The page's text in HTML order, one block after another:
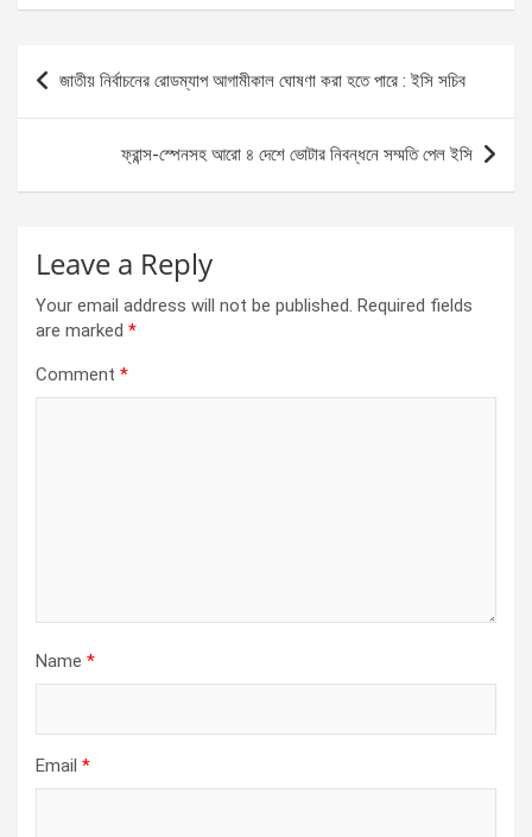
ce
b
o
se
g
er
at
A
p
p
ar
Post
navigation
জাতীয় নির্বাচনের রোডম্যাপ আগামীকাল ঘোষণা করা হতে পারে : ইসি সচিব
ফ্রান্স-স্পেনসহ আরো ৪ দেশে ভোটার নিবন্ধনে সম্মতি পেল ইসি
Leave a Reply
Your email address will not be published. Required fields
are marked *
Comment *
Name *
Email *